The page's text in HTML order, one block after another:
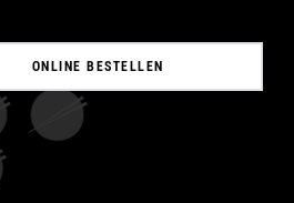
ONLINE BESTELLEN